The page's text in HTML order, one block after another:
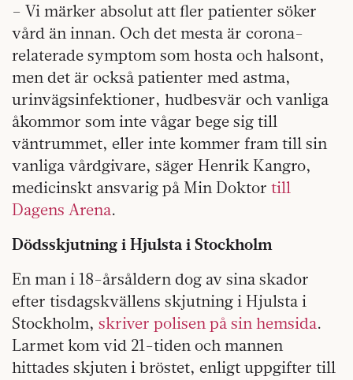
– Vi märker absolut att fler patienter söker
vård än innan. Och det mesta är corona-
relaterade symptom som hosta och halsont,
men det är också patienter med astma,
urinvägsinfektioner, hudbesvär och vanliga
åkommor som inte vågar bege sig till
väntrummet, eller inte kommer fram till sin
vanliga vårdgivare, säger Henrik Kangro,
medicinskt ansvarig på Min Doktor till
Dagens Arena.
Dödsskjutning i Hjulsta i Stockholm
En man i 18-årsåldern dog av sina skador
efter tisdagskvällens skjutning i Hjulsta i
Stockholm, skriver polisen på sin hemsida.
Larmet kom vid 21-tiden och mannen
hittades skjuten i bröstet, enligt uppgifter till